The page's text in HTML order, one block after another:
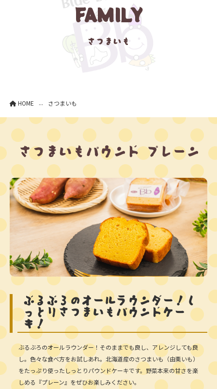
FAMILY
さつまいも
HOME ... さつまいも
さつまいもパウンド プレーン
ぶるぶろのオールラウンダー！し
っとりさつまいもパウンドケー
キ！
ぶるぶろのオールラウンダー！そのままでも良し、アレンジしても良
し。色々な食べ方をお試しあれ。北海道産のさつまいも（由栗いも）
をたっぷり使ったしっとりパウンドケーキです。野菜本来の甘さを楽
しめる『プレーン』をぜひお楽しみください。